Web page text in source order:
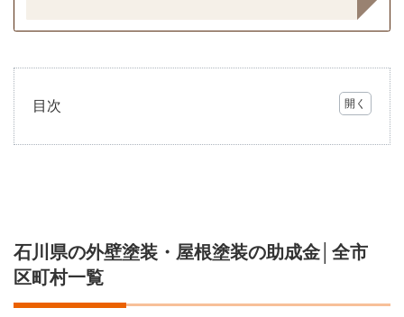
目次
石川
塗装
の助
成金
│全
石川県の外壁塗装・屋根塗装の助成金│全市
区町村一覧